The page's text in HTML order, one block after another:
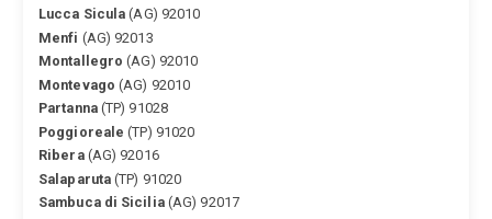
Lucca Sicula (AG) 92010
Menfi (AG) 92013
Montallegro (AG) 92010
Montevago (AG) 92010
Partanna(TP) 91028
Poggioreale (TP) 91020
Ribera(AG) 92016
Salaparuta (TP) 91020
Sambuca di Sicilia(AG) 92017